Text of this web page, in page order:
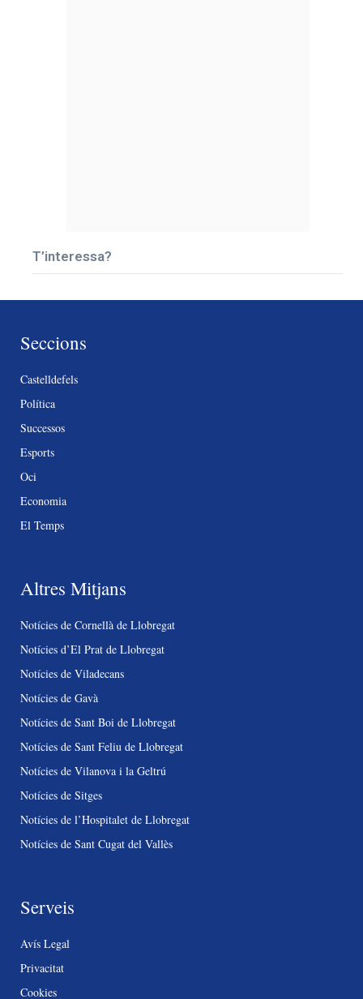
T’interessa?
Seccions
Castelldefels
Política
Successos
Esports
Oci
Economia
El Temps
Altres Mitjans
Notícies de Cornellà de Llobregat
Notícies d’El Prat de Llobregat
Notícies de Viladecans
Notícies de Gavà
Notícies de Sant Boi de Llobregat
Notícies de Sant Feliu de Llobregat
Notícies de Vilanova i la Geltrú
Notícies de Sitges
Notícies de l’Hospitalet de Llobregat
Notícies de Sant Cugat del Vallès
Serveis
Avís Legal
Privacitat
Cookies